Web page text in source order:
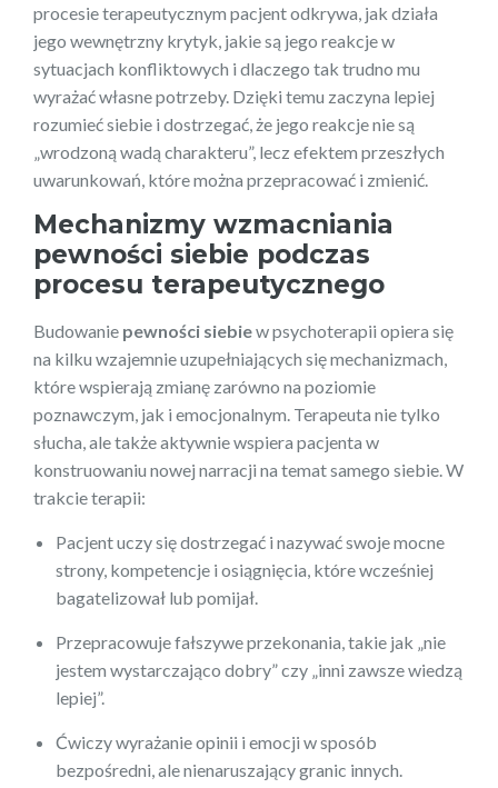
procesie terapeutycznym pacjent odkrywa, jak działa
jego wewnętrzny krytyk, jakie są jego reakcje w
sytuacjach konfliktowych i dlaczego tak trudno mu
wyrażać własne potrzeby. Dzięki temu zaczyna lepiej
rozumieć siebie i dostrzegać, że jego reakcje nie są
„wrodzoną wadą charakteru”, lecz efektem przeszłych
uwarunkowań, które można przepracować i zmienić.
Mechanizmy wzmacniania
pewności siebie podczas
procesu terapeutycznego
Budowanie pewności siebiew psychoterapii opiera się
na kilku wzajemnie uzupełniających się mechanizmach,
które wspierają zmianę zarówno na poziomie
poznawczym, jak i emocjonalnym. Terapeuta nie tylko
słucha, ale także aktywnie wspiera pacjenta w
konstruowaniu nowej narracji na temat samego siebie. W
trakcie terapii:
Pacjent uczy się dostrzegać i nazywać swoje mocne
strony, kompetencje i osiągnięcia, które wcześniej
bagatelizował lub pomijał.
Przepracowuje fałszywe przekonania, takie jak „nie
jestem wystarczająco dobry” czy „inni zawsze wiedzą
lepiej”.
Ćwiczy wyrażanie opinii i emocji w sposób
bezpośredni, ale nienaruszający granic innych.